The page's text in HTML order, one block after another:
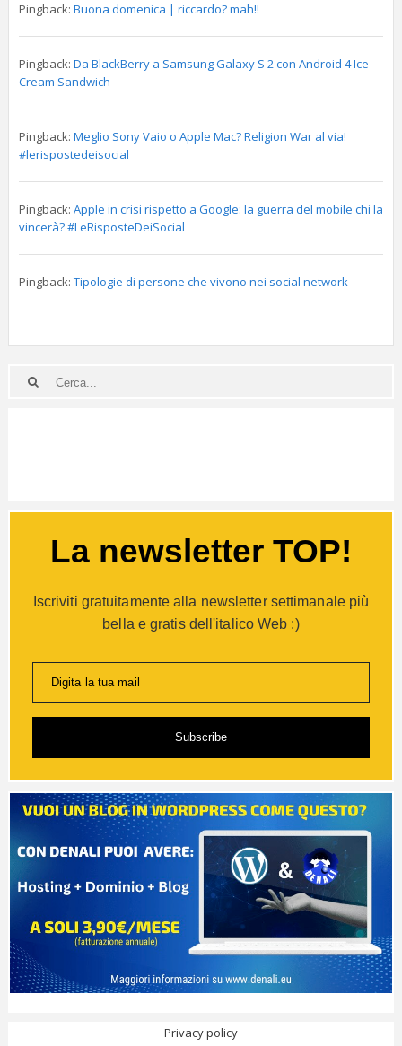
Pingback: Buona domenica | riccardo? mah!!
Pingback: Da BlackBerry a Samsung Galaxy S 2 con Android 4 Ice
Cream Sandwich
Pingback: Meglio Sony Vaio o Apple Mac? Religion War al via!
#lerispostedeisocial
Pingback: Apple in crisi rispetto a Google: la guerra del mobile chi la
vincerà? #LeRisposteDeiSocial
Pingback: Tipologie di persone che vivono nei social network
La newsletter TOP!
Iscriviti gratuitamente alla newsletter settimanale più
bella e gratis dell'italico Web :)
Digita la tua mail
Subscribe
Privacy policy